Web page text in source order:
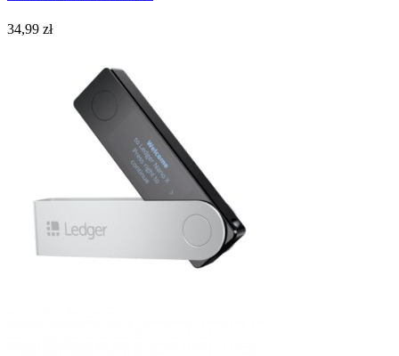
34,99 zł